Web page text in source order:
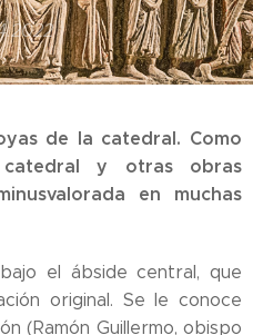
de la catedral. Como
y otras obras
en muchas
el ábside central, que
original. Se le conoce
(Ramón Guillermo, obispo